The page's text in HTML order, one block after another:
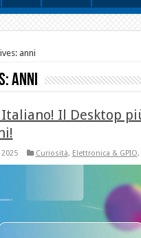
anni
anni
Italiano! Il Desktop
Curiosità, Elettronica & GPIO,